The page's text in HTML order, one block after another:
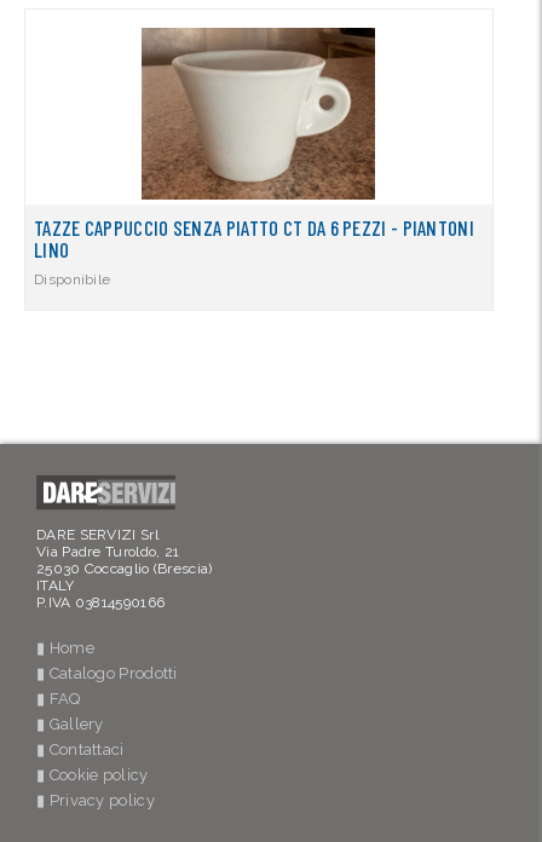
TAZZE CAPPUCCIO SENZA PIATTO CT DA 6 PEZZI - PIANTONI
LINO
Disponibile
DARE SERVIZI Srl
Via Padre Turoldo, 21
25030 Coccaglio (Brescia)
ITALY
P.IVA 03814590166
▮ Home
▮ Catalogo Prodotti
▮ FAQ
▮ Gallery
▮ Contattaci
▮ Cookie policy
▮ Privacy policy